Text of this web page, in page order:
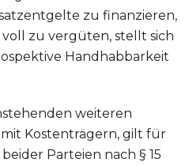
zu finanzieren,
zu vergüten, stellt sich
Handhabbarkeit
weiteren
Kostenträgern, gilt für
Parteien nach § 15